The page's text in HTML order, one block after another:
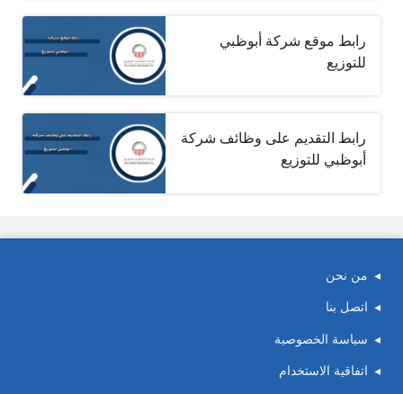
رابط موقع شركة أبوظبي
للتوزيع
رابط التقديم على وظائف شركة
أبوظبي للتوزيع
من نحن
اتصل بنا
سياسة الخصوصية
اتفاقية الاستخدام